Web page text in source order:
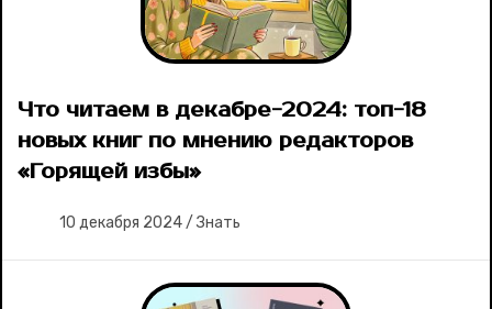
Что читаем в декабре-2024: топ-18
новых книг по мнению редакторов
«Горящей избы»
10 декабря 2024/ Знать